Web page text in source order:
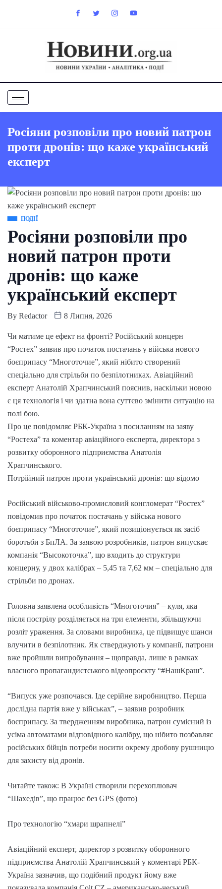
Росіяни розповіли про новий патрон
проти дронів: що каже український
експерт
ПОДІЇ
Росіяни розповіли про
новий патрон проти
дронів: що каже
український експерт
By Redactor 8 Липня, 2026
Чи матиме це ефект на фронті? Російський концерн
“Ростех” заявив про початок постачань у війська нового
боєприпасу “Многоточие”, який нібито створений
спеціально для стрільби по безпілотниках. Авіаційний
експерт Анатолій Храпчинський пояснив, наскільки новою
є ця технологія і чи здатна вона суттєво змінити ситуацію на
полі бою.
Про це повідомляє РБК-Україна з посиланням на заяву
“Ростеха” та коментар авіаційного експерта, директора з
розвитку оборонного підприємства Анатолія
Храпчинського.
Потрійний патрон проти український дронів: що відомо
Російський військово-промисловий конгломерат “Ростех”
повідомив про початок постачань у війська нового
боєприпасу “Многоточие”, який позиціонується як засіб
боротьби з БпЛА. За заявою розробників, патрон випускає
компанія “Высокоточка”, що входить до структури
концерну, у двох калібрах – 5,45 та 7,62 мм – спеціально для
стрільби по дронах.
Головна заявлена особливість “Многоточия” – куля, яка
після пострілу розділяється на три елементи, збільшуючи
розліт ураження. За словами виробника, це підвищує шанси
влучити в безпілотник. Як стверджують у компанії, патрони
вже пройшли випробування – щоправда, лише в рамках
власного пропагандистського відеопроєкту “#НашКраш”.
“Випуск уже розпочався. Іде серійне виробництво. Перша
дослідна партія вже у військах”, – заявив розробник
боєприпасу. За твердженням виробника, патрон сумісний із
усіма автоматами відповідного калібру, що нібито позбавляє
російських бійців потреби носити окрему дробову рушницю
для захисту від дронів.
Читайте також: В Україні створили перехоплювач
“Шахедів”, що працює без GPS (фото)
Про технологію “хмари шрапнелі”
Авіаційний експерт, директор з розвитку оборонного
підприємства Анатолій Храпчинський у коментарі РБК-
Україна зазначив, що подібний продукт йому вже